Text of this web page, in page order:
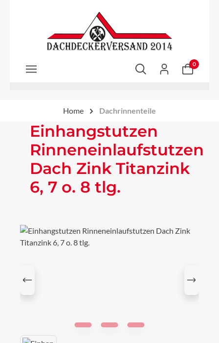
Zum Hauptinhalt springen
0
Home Dachrinnenteile
Einhangstutzen
Rinneneinlaufstutzen
Dach Zink Titanzink
6, 7 o. 8 tlg.
Bildergalerie überspringen